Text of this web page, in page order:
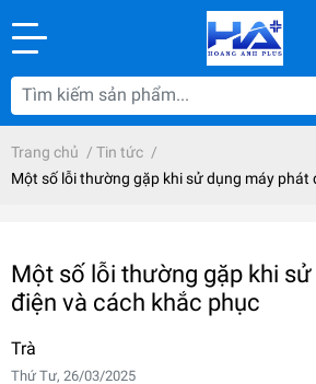
Trang chủ / Tin tức /
Một số lỗi thường gặp khi sử dụng máy phát
Một số lỗi thường gặp khi
điện và cách khắc phục
Trà
Thứ Tư, 26/03/2025